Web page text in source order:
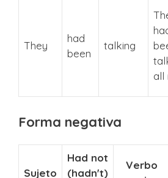
They
had
been
talking
all
Forma negativa
Sujeto
Had not
(hadn't)
Verbo